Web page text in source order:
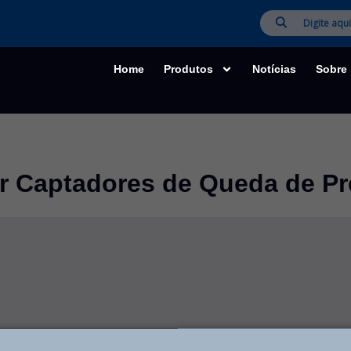
Home Produtos Notícias Sobre
Captadores de Queda de